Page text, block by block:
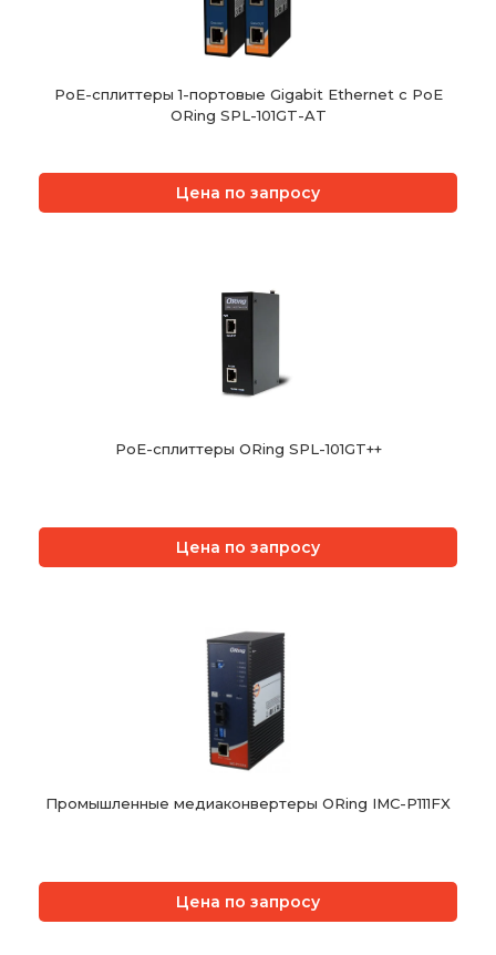
PoE-сплиттеры 1-портовые Gigabit Ethernet с PoE
ORing SPL-101GT-AT
Цена по запросу
PoE-сплиттеры ORing SPL-101GT++
Цена по запросу
Промышленные медиаконвертеры ORing IMC-P111FX
Цена по запросу